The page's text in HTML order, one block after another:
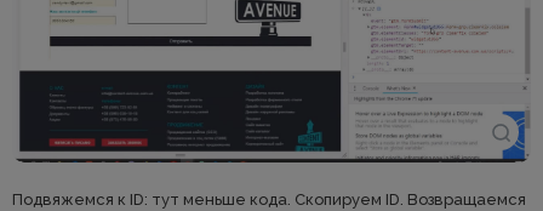
Подвяжемся к ID: тут меньше кода. Скопируем ID. Возвращаемся